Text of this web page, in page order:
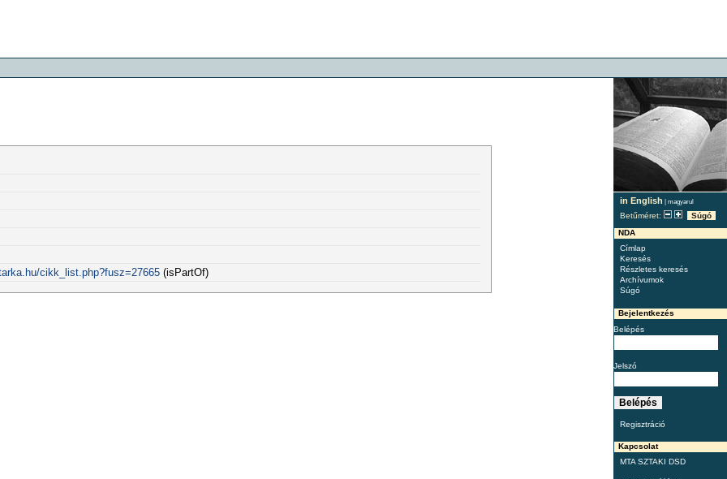
in English | magyarul
Betűméret:
Súgó
NDA
Címlap
Keresés
Részletes keresés
Archívumok
Súgó
Bejelentkezés
Belépés
Jelszó
Regisztráció
Kapcsolat
MTA SZTAKI DSD
cikk_list.php?fusz=27665(isPartOf)